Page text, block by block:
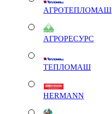
АГРОТЕПЛОМАШ
АГРОРЕСУРС
ТЕПЛОМАШ
HERMANN